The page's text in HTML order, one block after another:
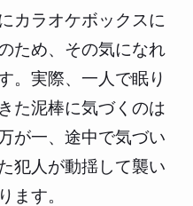
カラオケボックスに
ため、その気になれ
。実際、一人で眠り
た泥棒に気づくのは
が一、途中で気づい
犯人が動揺して襲い
ます。